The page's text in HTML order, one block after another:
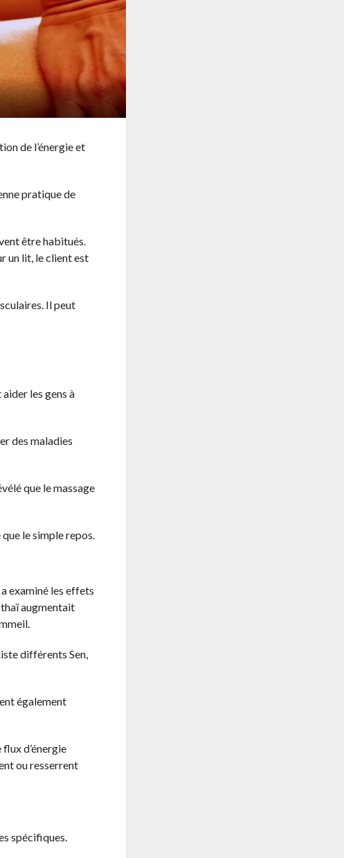
de l’énergie et
pratique de
être habitués.
un lit, le client est
Il peut
les gens à
des maladies
que le massage
le simple repos.
examiné les effets
thaï augmentait
différents Sen,
également
d’énergie
ou resserrent
spécifiques.